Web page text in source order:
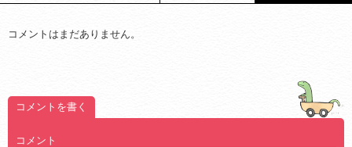
コメントはまだありません。
コメントを書く
コメント